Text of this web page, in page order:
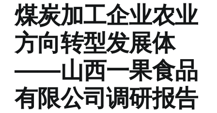
煤炭加工企业农业
方向转型发展体
——山西一果食品
有限公司调研报告